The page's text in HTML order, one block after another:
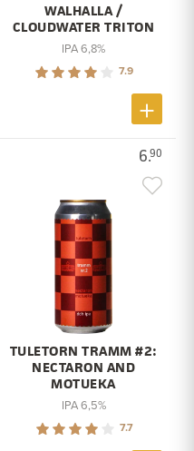
WALHALLA /
CLOUDWATER TRITON
IPA 6,8%
7.9
6.90
TULETORN TRAMM #2:
NECTARON AND
MOTUEKA
IPA 6,5%
7.7